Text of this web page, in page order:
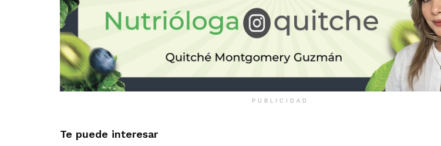
PUBLICIDAD
Te puede interesar